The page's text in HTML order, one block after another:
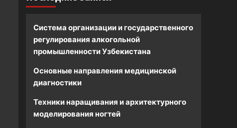
Система организации и государственного
регулирования алкогольной
промышленности Узбекистана
Основные направления медицинской
диагностики
Техники наращивания и архитектурного
моделирования ногтей